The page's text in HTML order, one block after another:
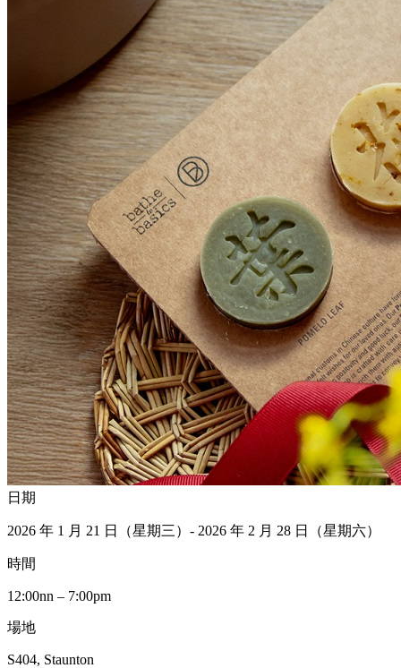
日期
2026 年 1 月 21 日（星期三）- 2026 年 2 月 28 日（星期六）
時間
12:00nn – 7:00pm
場地
S404, Staunton